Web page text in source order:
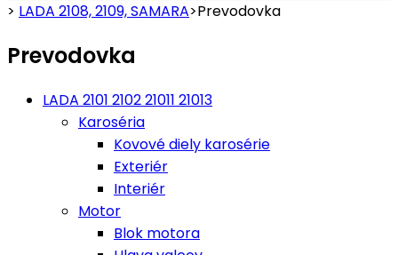
> LADA 2108, 2109, SAMARA>Prevodovka
Prevodovka
LADA 2101 2102 21011 21013
Karoséria
Kovové diely karosérie
Exteriér
Interiér
Motor
Blok motora